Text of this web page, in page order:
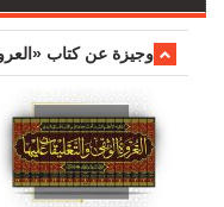
وجیزة عن کتاب